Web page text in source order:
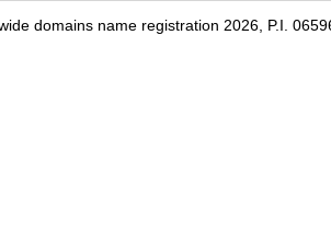
domains name registration 2026, P.I.